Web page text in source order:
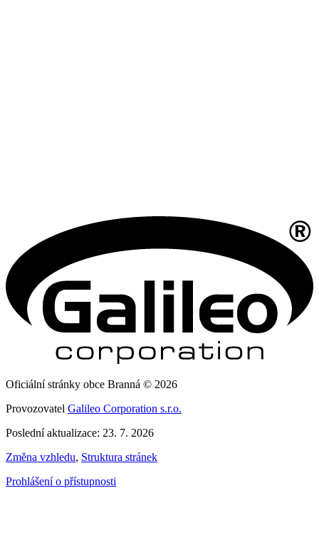
Oficiální stránky obce Branná © 2026
Provozovatel Galileo Corporation s.r.o.
Poslední aktualizace: 23. 7. 2026
Změna vzhledu, Struktura stránek
Prohlášení o přístupnosti